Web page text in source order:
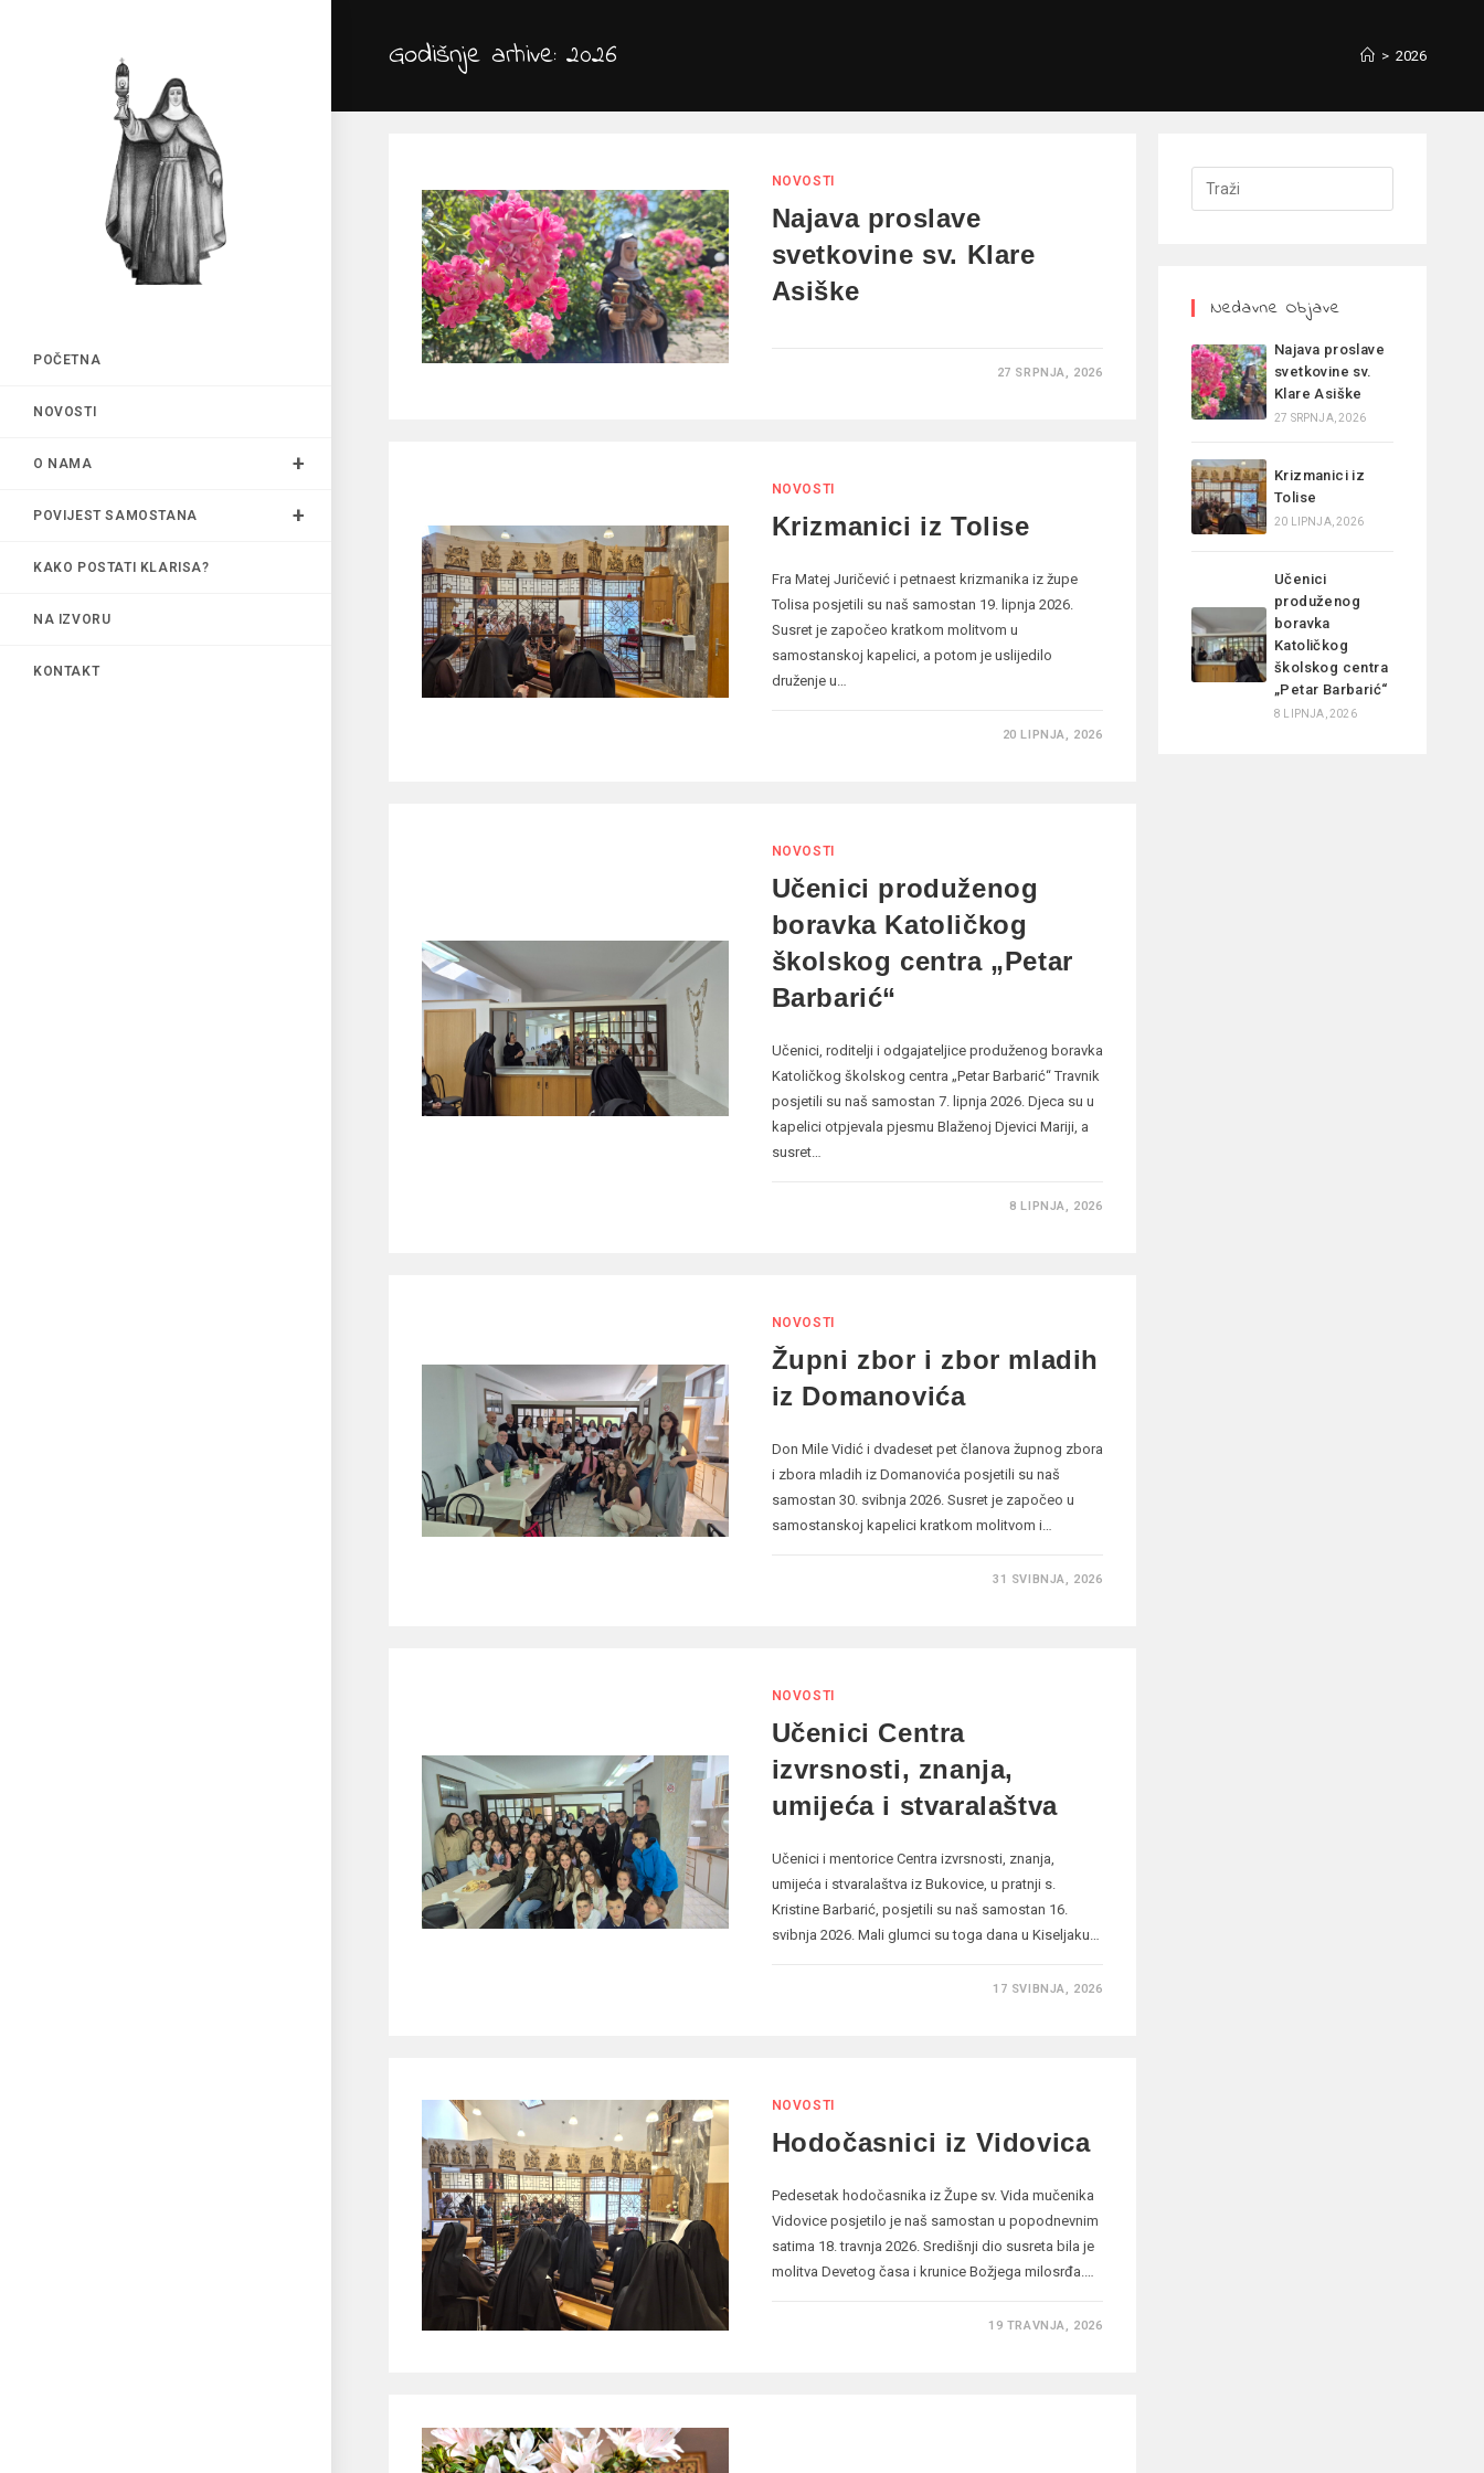
POČETNA
NOVOSTI
O NAMA
POVIJEST SAMOSTANA
KAKO POSTATI KLARISA?
NA IZVORU
KONTAKT
Godišnje arhive: 2026 > 2026
NOVOSTI
Najava proslave
svetkovine sv. Klare
Asiške
27 SRPNJA, 2026
NOVOSTI
Krizmanici iz Tolise
Fra Matej Juričević i petnaest krizmanika iz župe
Tolisa posjetili su naš samostan 19. lipnja 2026.
Susret je započeo kratkom molitvom u
samostanskoj kapelici, a potom je uslijedilo
druženje u…
20 LIPNJA, 2026
NOVOSTI
Učenici produženog
boravka Katoličkog
školskog centra „Petar
Barbarić“
Učenici, roditelji i odgajateljice produženog boravka
Katoličkog školskog centra „Petar Barbarić“ Travnik
posjetili su naš samostan 7. lipnja 2026. Djeca su u
kapelici otpjevala pjesmu Blaženoj Djevici Mariji, a
susret…
8 LIPNJA, 2026
NOVOSTI
Župni zbor i zbor mladih
iz Domanovića
Don Mile Vidić i dvadeset pet članova župnog zbora
i zbora mladih iz Domanovića posjetili su naš
samostan 30. svibnja 2026. Susret je započeo u
samostanskoj kapelici kratkom molitvom i…
31 SVIBNJA, 2026
NOVOSTI
Učenici Centra
izvrsnosti, znanja,
umijeća i stvaralaštva
Učenici i mentorice Centra izvrsnosti, znanja,
umijeća i stvaralaštva iz Bukovice, u pratnji s.
Kristine Barbarić, posjetili su naš samostan 16.
svibnja 2026. Mali glumci su toga dana u Kiseljaku…
17 SVIBNJA, 2026
NOVOSTI
Hodočasnici iz Vidovica
Pedesetak hodočasnika iz Župe sv. Vida mučenika
Vidovice posjetilo je naš samostan u popodnevnim
satima 18. travnja 2026. Središnji dio susreta bila je
molitva Devetog časa i krunice Božjega milosrđa.…
19 TRAVNJA, 2026
Nedavne Objave
Najava proslave
svetkovine sv.
Klare Asiške
27 SRPNJA, 2026
Krizmanici iz
Tolise
20 LIPNJA, 2026
Učenici
produženog
boravka
Katoličkog
školskog centra
„Petar Barbarić“
8 LIPNJA, 2026